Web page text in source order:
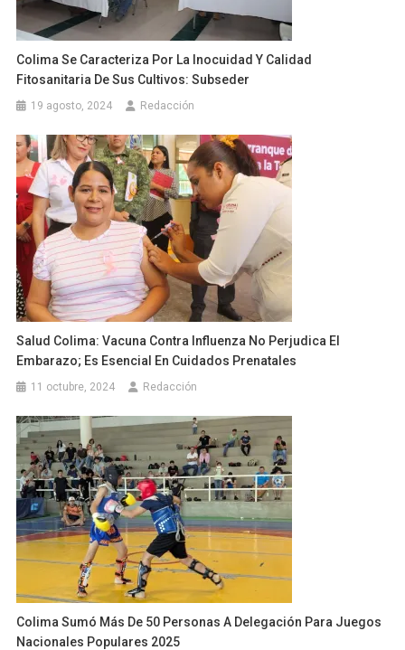
Colima Se Caracteriza Por La Inocuidad Y Calidad
Fitosanitaria De Sus Cultivos: Subseder
19 agosto, 2024 Redacción
Salud Colima: Vacuna Contra Influenza No Perjudica El
Embarazo; Es Esencial En Cuidados Prenatales
11 octubre, 2024 Redacción
Colima Sumó Más De 50 Personas A Delegación Para Juegos
Nacionales Populares 2025